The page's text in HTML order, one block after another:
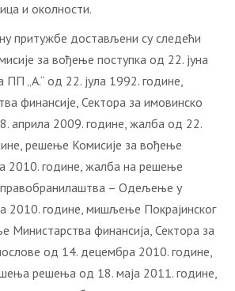
и околности.
притужбе достављени су следећи
за вођење поступка од 22. јуна
„А.“ од 22. јула 1992. године,
финансије, Сектора за имовинско
априла 2009. године, жалба од 22.
решење Комисије за вођење
2010. године, жалба на решење
правобранилаштва – Одељење у
2010. године, мишљење Покрајинског
Министарства финансија, Сектора за
од 14. децембра 2010. године,
решења од 18. маја 2011. године,